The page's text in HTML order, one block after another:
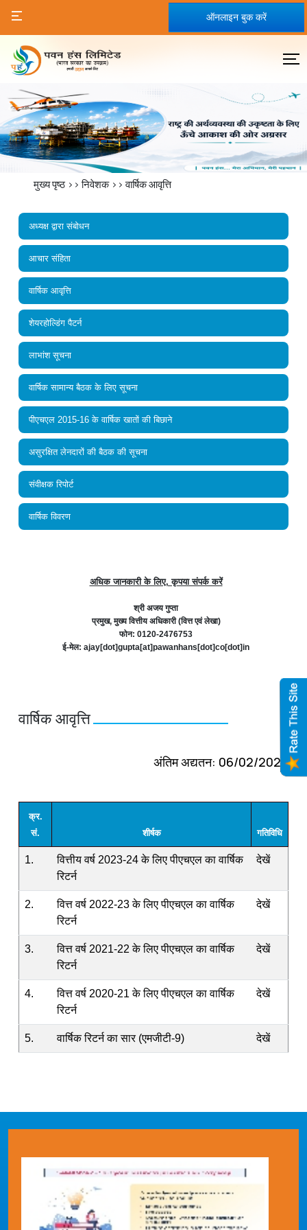
ऑनलाइन बुक करें
मुख्य पृष्ठ >>निवेशक>>वार्षिक आवृत्ति
अध्‍यक्ष द्वारा संबोधन
आचार संहिता
वार्षिक आवृत्ति
शेयरहोल्डिंग पैटर्न
लाभांश सूचना
वार्षिक सामान्य बैठक के लिए सूचना
पीएचएल 2015-16 के वार्षिक खातों की बिछाने
असुरक्षित लेनदारों की बैठक की सूचना
संवीक्षक रिपोर्ट
वार्षिक विवरण
अधिक जानकारी के लिए, कृपया संपर्क करें
श्री अजय गुप्ता
प्रमुख, मुख्य वित्तीय अधिकारी (वित्त एवं लेखा)
फोन: 0120-2476753
ई-मेल: ajay[dot]gupta[at]pawanhans[dot]co[dot]in
वार्षिक आवृत्ति
अंतिम अद्यतन: 06/02/2026
क्र.
सं.
शीर्षक गतिविधि
1.
वित्तीय वर्ष 2023-24 के लिए पीएचएल का वार्षिक
रिटर्न
देखें
2.
वित्त वर्ष 2022-23 के लिए पीएचएल का वार्षिक
रिटर्न
देखें
3.
वित्त वर्ष 2021-22 के लिए पीएचएल का वार्षिक
रिटर्न
देखें
4.
वित्त वर्ष 2020-21 के लिए पीएचएल का वार्षिक
रिटर्न
देखें
5. वार्षिक रिटर्न का सार (एमजीटी-9) देखें